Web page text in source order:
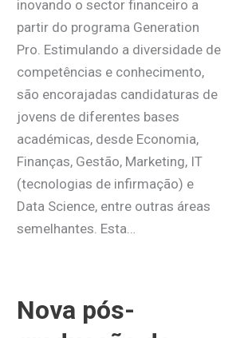
inovando o sector financeiro a
partir do programa Generation
Pro. Estimulando a diversidade de
competências e conhecimento,
são encorajadas candidaturas de
jovens de diferentes bases
académicas, desde Economia,
Finanças, Gestão, Marketing, IT
(tecnologias de infirmação) e
Data Science, entre outras áreas
semelhantes. Esta…
Nova pós-